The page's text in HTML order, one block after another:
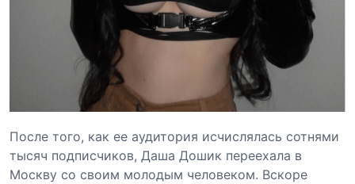
После того, как ее аудитория исчислялась сотнями
тысяч подписчиков, Даша Дошик переехала в
Москву со своим молодым человеком. Вскоре